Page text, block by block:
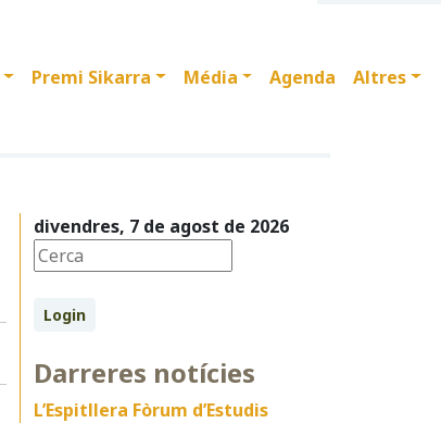
Premi Sikarra Média Agenda Altres
divendres, 7 de agost de 2026
Login
Darreres notícies
L’Espitllera Fòrum d’Estudis